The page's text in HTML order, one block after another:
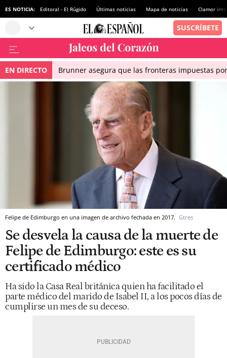
ES NOTICIA: Editoral - El Rúgido Últimas noticias Mapa de noticias Clamor
EN DIRECTO Brunner asegura que las fronteras impuestas
Felipe de Edimburgo en una imagen de archivo fechada en 2017. Gtres
Se desvela la causa de la muerte de
Felipe de Edimburgo: este es su
certificado médico
Ha sido la Casa Real británica quien ha facilitado el
parte médico del marido de Isabel II, a los pocos días de
cumplirse un mes de su deceso.